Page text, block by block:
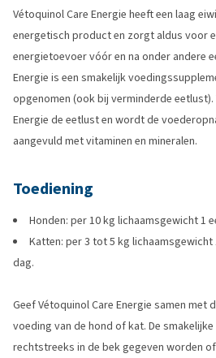
Vétoquinol Care Energie heeft een laag
energetisch product en zorgt aldus voor
energietoevoer vóór en na onder andere
Energie is een smakelijk
opgenomen (ook bij verminderde
Energie de eetlust en wordt de
aangevuld met vitaminen en mineralen.
Toediening
Honden: per 10 kg lichaamsgewicht 1
Katten: per 3 tot 5 kg
dag.
Geef Vétoquinol Care Energie samen met
voeding van de hond of kat. De
rechtstreeks in de bek gegeven worden